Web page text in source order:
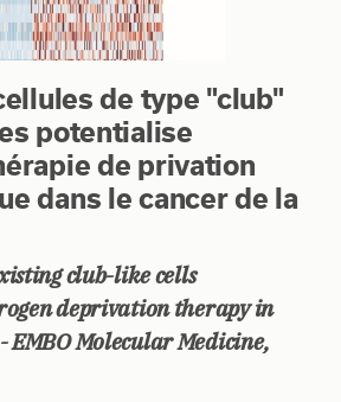
de type "club"
potentialise
de privation
dans le cancer de la
club-like cells
deprivation therapy in
EMBO Molecular Medicine,